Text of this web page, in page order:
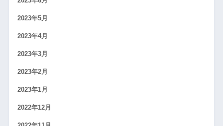
2023年5月
2023年4月
2023年3月
2023年2月
2023年1月
2022年12月